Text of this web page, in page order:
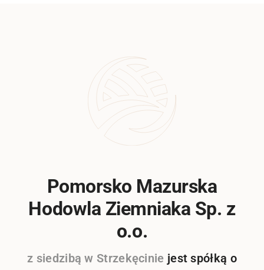
Pomorsko Mazurska
Hodowla Ziemniaka Sp. z
o.o.
z siedzibą w Strzekęcinie jest spółką o